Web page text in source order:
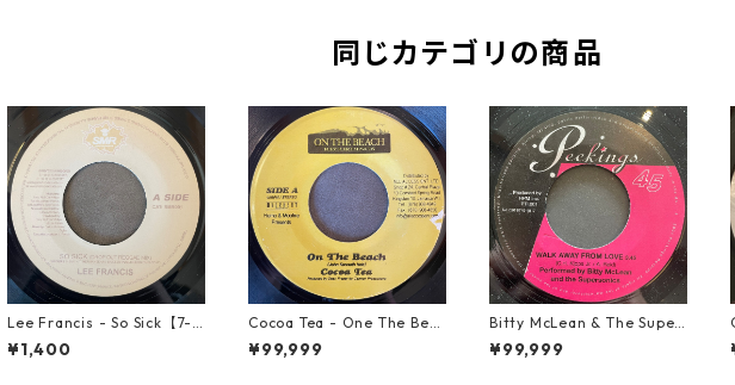
同じカテゴリの商品
Lee Francis - So Sick【7-2
1925】
¥1,400
Cocoa Tea - One The Bea
ch【7-21919】
¥99,999
Bitty McLean & The Super
sonics - Walk Away From
Love【7-21989】
¥99,999